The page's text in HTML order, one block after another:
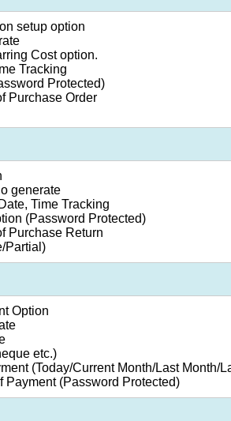
setup option
Cost option.
Tracking
Protected)
Purchase Order
generate
Time Tracking
(Password Protected)
Purchase Return
Partial)
Option
etc.)
(Today/Current Month/Last Month/
Payment (Password Protected)